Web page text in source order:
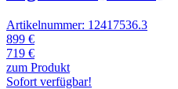
Artikelnummer: 12417536.3
899 €
719 €
zum Produkt
Sofort verfügbar!